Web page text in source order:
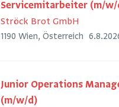
Servicemitarbeiter (m/w/
Ströck Brot GmbH
1190 Wien, Österreich
Junior Operations
(m/w/d)